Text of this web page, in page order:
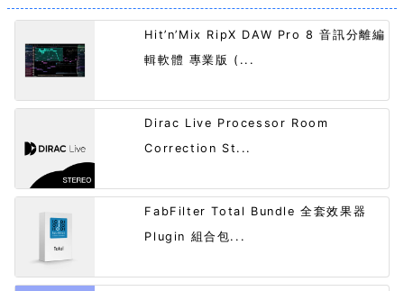
Hit’n’Mix RipX DAW Pro 8 音訊分離編
輯軟體 專業版 (...
Dirac Live Processor Room
Correction St...
FabFilter Total Bundle 全套效果器
Plugin 組合包...